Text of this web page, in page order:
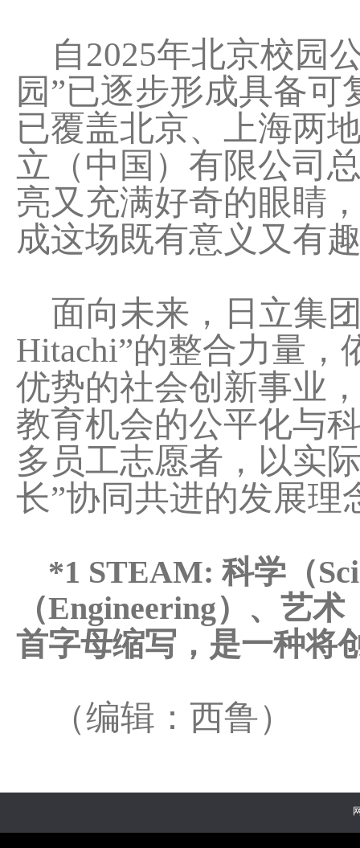
自2025年北京校园
园”已逐步形成具备
已覆盖北京、上海两
立（中国）有限公司
亮又充满好奇的眼睛
成这场既有意义又有
面向未来，日立集
Hitachi”的整合力量
优势的社会创新事业
教育机会的公平化与
多员工志愿者，以实
长”协同共进的发展理
*1 STEAM: 科学（
（Engineering）、艺
首字母缩写，是一种将
（编辑：西鲁）